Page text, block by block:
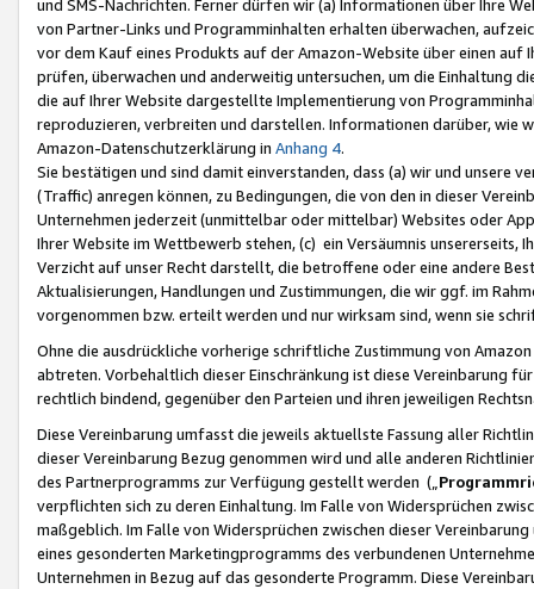
und SMS-Nachrichten. Ferner dürfen wir (a) Informationen über Ihre
von Partner-Links und Programminhalten erhalten überwachen,
vor dem Kauf eines Produkts auf der Amazon-Website über einen
prüfen, überwachen und anderweitig untersuchen, um die Einhaltung
die auf Ihrer Website dargestellte Implementierung von
reproduzieren, verbreiten und darstellen. Informationen darüber, wie
Amazon-Datenschutzerklärung in Anhang 4.
Sie bestätigen und sind damit einverstanden, dass (a) wir und
(Traffic) anregen können, zu Bedingungen, die von den in dieser
Unternehmen jederzeit (unmittelbar oder mittelbar) Websites oder
Ihrer Website im Wettbewerb stehen, (c) ein Versäumnis unsererseits,
Verzicht auf unser Recht darstellt, die betroffene oder eine andere
Aktualisierungen, Handlungen und Zustimmungen, die wir ggf. im
vorgenommen bzw. erteilt werden und nur wirksam sind, wenn sie
Ohne die ausdrückliche vorherige schriftliche Zustimmung von
abtreten. Vorbehaltlich dieser Einschränkung ist diese Vereinbarung
rechtlich bindend, gegenüber den Parteien und ihren jeweiligen
Diese Vereinbarung umfasst die jeweils aktuellste Fassung aller
dieser Vereinbarung Bezug genommen wird und alle anderen
des Partnerprogramms zur Verfügung gestellt werden („
verpflichten sich zu deren Einhaltung. Im Falle von Widersprüchen
maßgeblich. Im Falle von Widersprüchen zwischen dieser
eines gesonderten Marketingprogramms des verbundenen
Unternehmen in Bezug auf das gesonderte Programm. Diese